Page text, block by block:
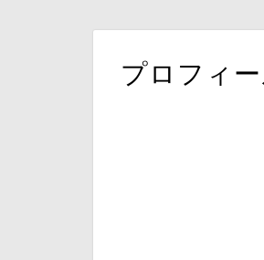
プロフィ